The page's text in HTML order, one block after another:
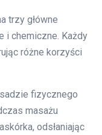
trzy główne
i chemiczne. Każdy
różne korzyści
fizycznego
masażu
odsłaniając